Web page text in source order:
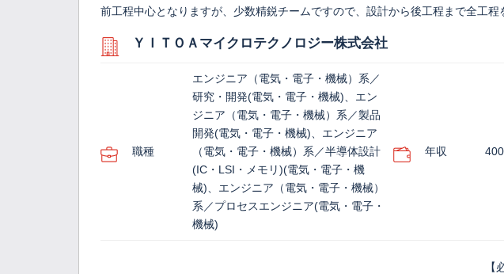
前工程中心となりますが、少数精鋭チームですので、設計から後工程まで全工程
ＹＩＴＯＡマイクロテクノロジー株式会社
職種
エンジニア（電気・電子・機械）系／
研究・開発(電気・電子・機械)、エン
ジニア（電気・電子・機械）系／製品
開発(電気・電子・機械)、エンジニア
（電気・電子・機械）系／半導体設計
(IC・LSI・メモリ)(電気・電子・機
械)、エンジニア（電気・電子・機械）
系／プロセスエンジニア(電気・電子・
機械)
年収